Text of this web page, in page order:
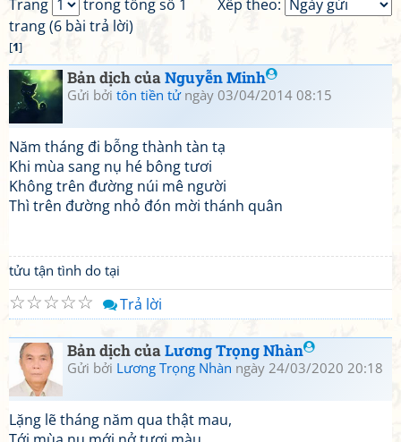
Xếp theo:
Trang
trong tổng số 1
trang (6 bài trả lời)
[1]
Bản dịch củaNguyễn Minh
Gửi bởi tôn tiền tửngày 03/04/2014 08:15
Năm tháng đi bỗng thành tàn tạ
Khi mùa sang nụ hé bông tươi
Không trên đường núi mê người
Thì trên đường nhỏ đón mời thánh quân
tửu tận tình do tại
☆
☆
☆
☆
☆ Trả lời
Bản dịch củaLương Trọng Nhàn
Gửi bởi Lương Trọng Nhàn ngày 24/03/2020 20:18
Lặng lẽ tháng năm qua thật mau,